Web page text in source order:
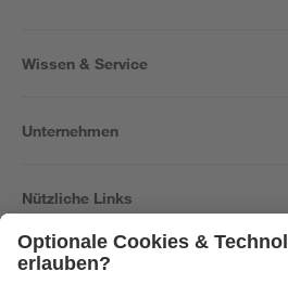
Wissen & Service
Unternehmen
Nützliche Links